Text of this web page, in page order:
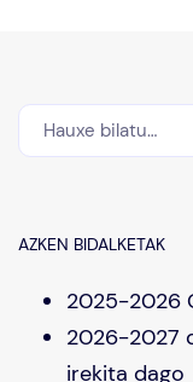
AZKEN BIDALKETAK
2025-2026
2026-2027
irekita dago